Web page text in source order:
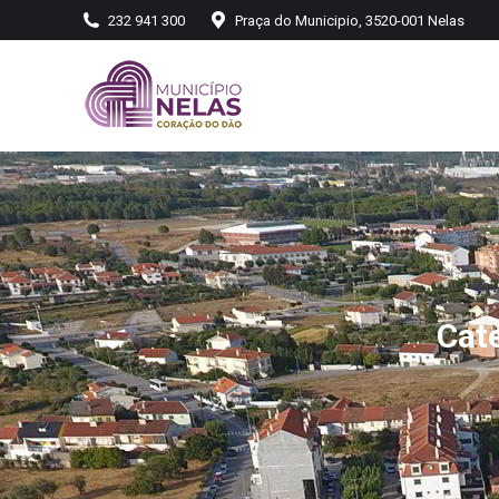
232 941 300 Praça do Municipio, 3520-001 Nelas